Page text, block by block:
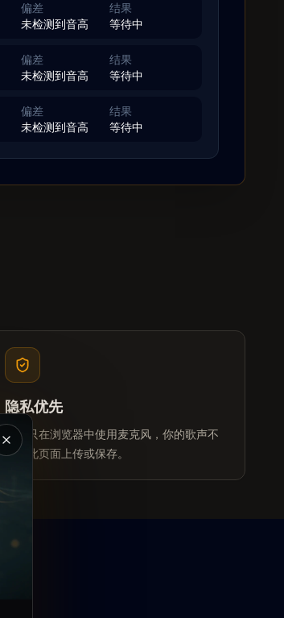
偏差
未检测到音高
结果
等待中
偏差
未检测到音高
结果
等待中
偏差
未检测到音高
结果
等待中
隐私优先
测试只在浏览器中使用麦克风，你的歌声不
会被此页面上传或保存。
关闭 Magic Music 介绍弹窗